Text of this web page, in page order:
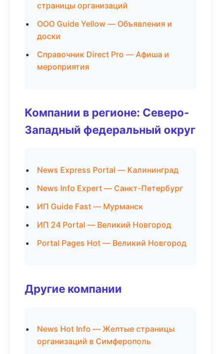
страницы организаций
ООО Guide Yellow — Объявления и
доски
Справочник Direct Pro — Афиша и
мероприятия
Компании в регионе: Северо-
Западный федеральный округ
News Express Portal — Калининград
News Info Expert — Санкт-Петербург
ИП Guide Fast — Мурманск
ИП 24 Portal — Великий Новгород
Portal Pages Hot — Великий Новгород
Другие компании
News Hot Info — Желтые страницы
организаций в Симферополь